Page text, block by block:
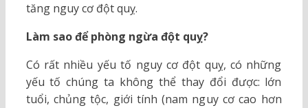
tăng nguy cơ đột quỵ.
Làm sao để phòng ngừa đột quỵ?
Có rất nhiều yếu tố nguy cơ đột quỵ, có những
yếu tố chúng ta không thể thay đổi được: lớn
tuổi, chủng tộc, giới tính (nam nguy cơ cao hơn